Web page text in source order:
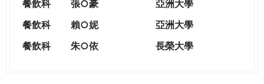
餐飲科 張○豪
亞洲大學
餐飲科
賴○妮
亞洲大學
餐飲科
朱○依 長榮大學